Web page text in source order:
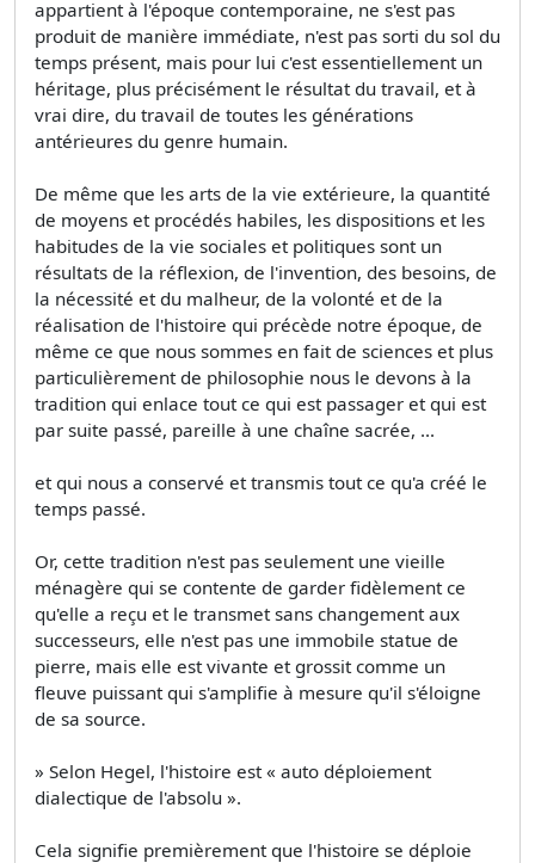
appartient à l'époque contemporaine, ne s'est pas
produit de manière immédiate, n'est pas sorti du sol du
temps présent, mais pour lui c'est essentiellement un
héritage, plus précisément le résultat du travail, et à
vrai dire, du travail de toutes les générations
antérieures du genre humain.
De même que les arts de la vie extérieure, la quantité
de moyens et procédés habiles, les dispositions et les
habitudes de la vie sociales et politiques sont un
résultats de la réflexion, de l'invention, des besoins, de
la nécessité et du malheur, de la volonté et de la
réalisation de l'histoire qui précède notre époque, de
même ce que nous sommes en fait de sciences et plus
particulièrement de philosophie nous le devons à la
tradition qui enlace tout ce qui est passager et qui est
par suite passé, pareille à une chaîne sacrée, ...
et qui nous a conservé et transmis tout ce qu'a créé le
temps passé.
Or, cette tradition n'est pas seulement une vieille
ménagère qui se contente de garder fidèlement ce
qu'elle a reçu et le transmet sans changement aux
successeurs, elle n'est pas une immobile statue de
pierre, mais elle est vivante et grossit comme un
fleuve puissant qui s'amplifie à mesure qu'il s'éloigne
de sa source.
» Selon Hegel, l'histoire est « auto déploiement
dialectique de l'absolu ».
Cela signifie premièrement que l'histoire se déploie